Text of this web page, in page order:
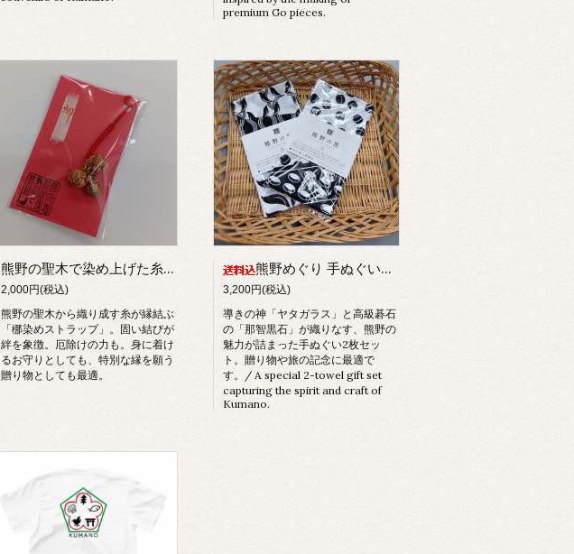
premium Go pieces.
熊野の聖木で染め上げた糸を、固く結んで。ご縁を紡ぐ「梛染めストラップ（2玉）」
2,000円(税込)
熊野の聖木から織り成す糸が縁結ぶ
「梛染めストラップ」。固い結びが
絆を象徴。厄除けの力も。身に着け
るお守りとしても、特別な縁を願う
贈り物としても最適。
熊野めぐり 手ぬぐい2種セット（ヤタガラス＆那智黒石）
3,200円(税込)
導きの神「ヤタガラス」と高級碁石
の「那智黒石」が織りなす、熊野の
魅力が詰まった手ぬぐい2枚セッ
ト。贈り物や旅の記念に最適で
す。/ A special 2-towel gift set
capturing the spirit and craft of
Kumano.